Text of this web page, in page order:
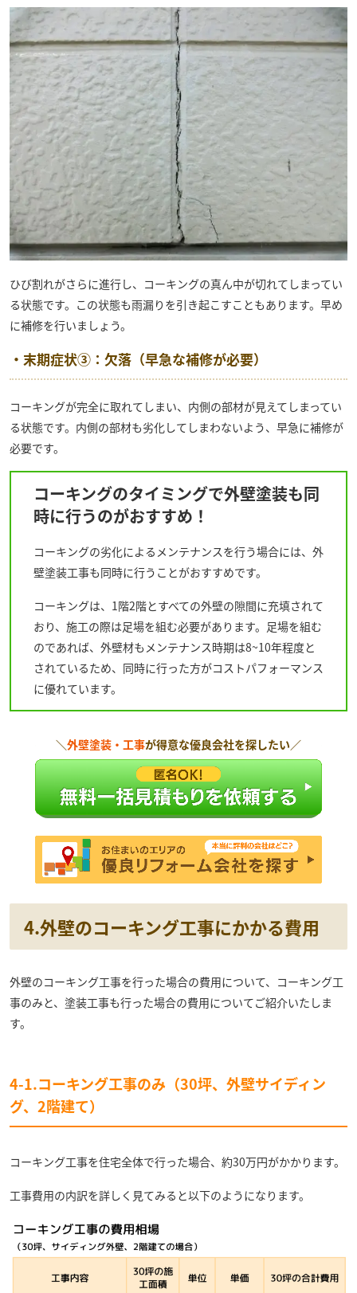
ひび割れがさらに進行し、コーキングの真ん中が切れてしまってい
る状態です。この状態も雨漏りを引き起こすこともあります。早め
に補修を行いましょう。
・末期症状③：欠落（早急な補修が必要）
コーキングが完全に取れてしまい、内側の部材が見えてしまってい
る状態です。内側の部材も劣化してしまわないよう、早急に補修が
必要です。
コーキングのタイミングで外壁塗装も同
時に行うのがおすすめ！
コーキングの劣化によるメンテナンスを行う場合には、外
壁塗装工事も同時に行うことがおすすめです。
コーキングは、1階2階とすべての外壁の隙間に充填されて
おり、施工の際は足場を組む必要があります。足場を組む
のであれば、外壁材もメンテナンス時期は8~10年程度と
されているため、同時に行った方がコストパフォーマンス
に優れています。
＼外壁塗装・工事が得意な優良会社を探したい／
4.外壁のコーキング工事にかかる費用
外壁のコーキング工事を行った場合の費用について、コーキング工
事のみと、塗装工事も行った場合の費用についてご紹介いたしま
す。
4-1.コーキング工事のみ（30坪、外壁サイディン
グ、2階建て）
コーキング工事を住宅全体で行った場合、約30万円がかかります。
工事費用の内訳を詳しく見てみると以下のようになります。